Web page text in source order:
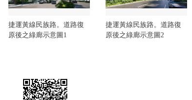
捷運黃線民族路。道路復
原後之綠廊示意圖1
捷運黃線民族路。道路復
原後之綠廊示意圖2